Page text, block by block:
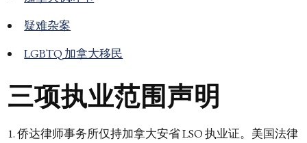
疑难杂案
LGBTQ 加拿大移民
三项执业范围声明
侨达律师事务所仅持加拿大安省 LSO 执业证。美国法律